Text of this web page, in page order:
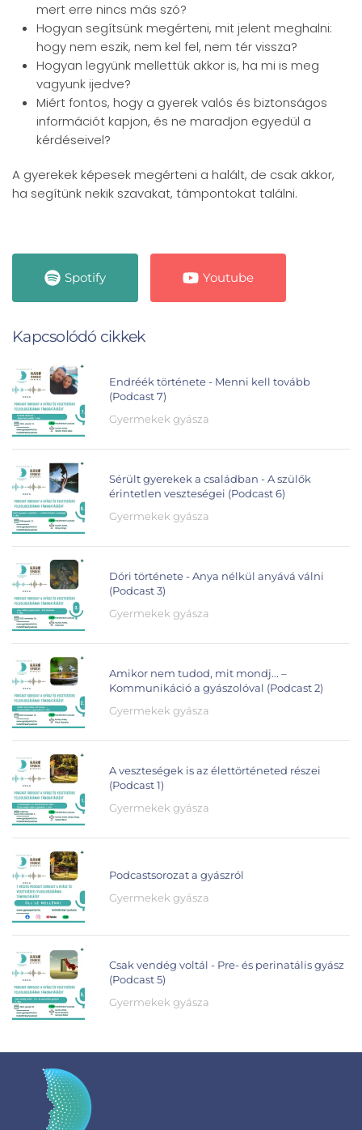
mert erre nincs más szó?
Hogyan segítsünk megérteni, mit jelent meghalni:
hogy nem eszik, nem kel fel, nem tér vissza?
Hogyan legyünk mellettük akkor is, ha mi is meg
vagyunk ijedve?
Miért fontos, hogy a gyerek valós és biztonságos
információt kapjon, és ne maradjon egyedül a
kérdéseivel?
A gyerekek képesek megérteni a halált, de csak akkor,
ha segítünk nekik szavakat, támpontokat találni.
Spotify Youtube
Kapcsolódó cikkek
Endréék története - Menni kell tovább
(Podcast 7)
Gyermekek gyásza
Sérült gyerekek a családban - A szülők
érintetlen veszteségei (Podcast 6)
Gyermekek gyásza
Dóri története - Anya nélkül anyává válni
(Podcast 3)
Gyermekek gyásza
Amikor nem tudod, mit mondj... –
Kommunikáció a gyászolóval (Podcast 2)
Gyermekek gyásza
A veszteségek is az élettörténeted részei
(Podcast 1)
Gyermekek gyásza
Podcastsorozat a gyászról
Gyermekek gyásza
Csak vendég voltál - Pre- és perinatális gyász
(Podcast 5)
Gyermekek gyásza